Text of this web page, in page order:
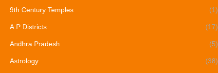
9th Century Temples (1)
A.P Districts (17)
Andhra Pradesh (5)
Astrology (38)